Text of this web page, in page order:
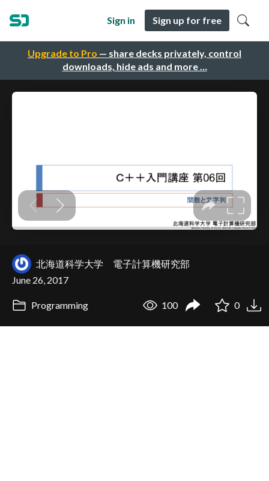
Upgrade to Pro — share decks privately, control
downloads, hide ads and more …
Sign in Sign up for free
北海道科学大学 電子計算機研究部
June 26, 2017
Programming 100 0